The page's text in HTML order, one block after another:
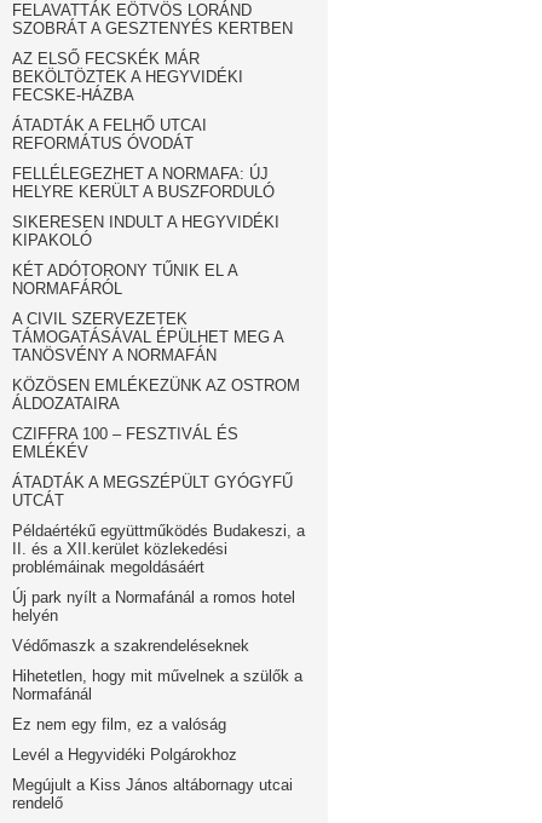
FELAVATTÁK EÖTVÖS LORÁND
SZOBRÁT A GESZTENYÉS KERTBEN
AZ ELSŐ FECSKÉK MÁR
BEKÖLTÖZTEK A HEGYVIDÉKI
FECSKE-HÁZBA
ÁTADTÁK A FELHŐ UTCAI
REFORMÁTUS ÓVODÁT
FELLÉLEGEZHET A NORMAFA: ÚJ
HELYRE KERÜLT A BUSZFORDULÓ
SIKERESEN INDULT A HEGYVIDÉKI
KIPAKOLÓ
KÉT ADÓTORONY TŰNIK EL A
NORMAFÁRÓL
A CIVIL SZERVEZETEK
TÁMOGATÁSÁVAL ÉPÜLHET MEG A
TANÖSVÉNY A NORMAFÁN
KÖZÖSEN EMLÉKEZÜNK AZ OSTROM
ÁLDOZATAIRA
CZIFFRA 100 – FESZTIVÁL ÉS
EMLÉKÉV
ÁTADTÁK A MEGSZÉPÜLT GYÓGYFŰ
UTCÁT
Példaértékű együttműködés Budakeszi, a
II. és a XII.kerület közlekedési
problémáinak megoldásáért
Új park nyílt a Normafánál a romos hotel
helyén
Védőmaszk a szakrendeléseknek
Hihetetlen, hogy mit művelnek a szülők a
Normafánál
Ez nem egy film, ez a valóság
Levél a Hegyvidéki Polgárokhoz
Megújult a Kiss János altábornagy utcai
rendelő